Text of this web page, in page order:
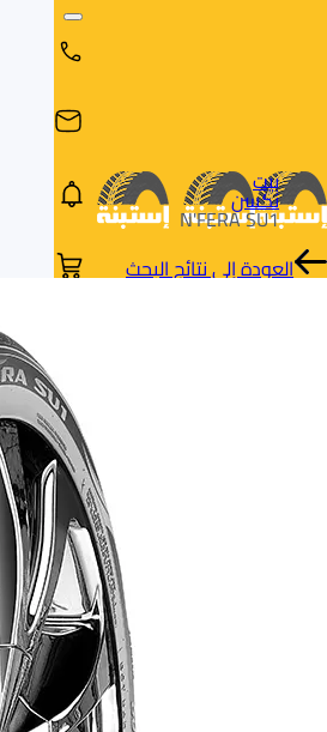
البحث
حسب
العلامة
التجارية
بيت
نكسن
N'FERA SU1
العودة إلى نتائج البحث